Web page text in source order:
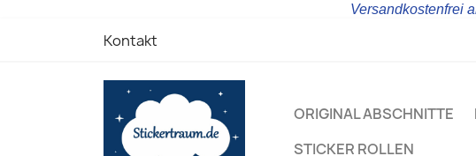
Versandkostenfrei
Kontakt
ORIGINAL ABSCHNITTE
STICKER ROLLEN